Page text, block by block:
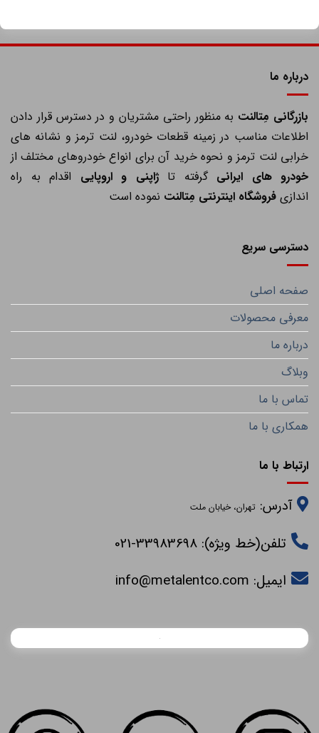
درباره ما
بازرگانی مِتالنتبه منظور راحتی مشتریان و در دسترس قرار دادن
اطلاعات مناسب در زمینه قطعات خودرو، لنت ترمز و نشانه های
خرابی لنت ترمز و نحوه خرید آن برای انواع خودروهای مختلف از
خودرو های ایرانیگرفته تاژاپنی و اروپاییاقدام به راه
اندازیفروشگاه اینترنتی مِتالنتنموده است
دسترسی سریع
صفحه اصلی
معرفی محصولات
درباره ما
وبلاگ
تماس با ما
همکاری با ما
ارتباط با ما
آدرس:تهران، خیابان ملت
تلفن(خط ویژه): 33983698-021
ایمیل:info@metalentco.com